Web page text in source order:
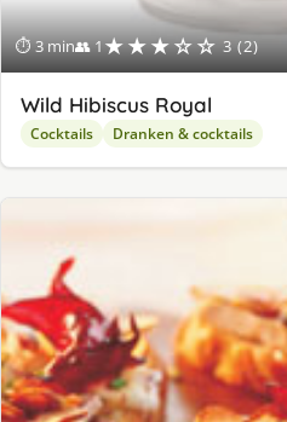
⏱ 3 min👥 1★★★☆☆ 3 (2)
Wild Hibiscus Royal
Cocktails Dranken & cocktails